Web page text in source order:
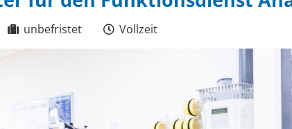
unbefristet Vollzeit